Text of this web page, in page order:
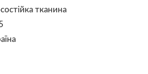
тканина